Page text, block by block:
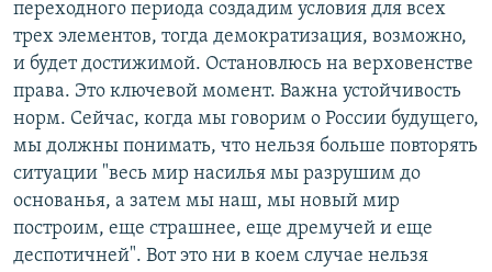
переходного периода создадим условия для всех
трех элементов, тогда демократизация, возможно,
и будет достижимой. Остановлюсь на верховенстве
права. Это ключевой момент. Важна устойчивость
норм. Сейчас, когда мы говорим о России будущего,
мы должны понимать, что нельзя больше повторять
ситуации "весь мир насилья мы разрушим до
основанья, а затем мы наш, мы новый мир
построим, еще страшнее, еще дремучей и еще
деспотичней". Вот это ни в коем случае нельзя